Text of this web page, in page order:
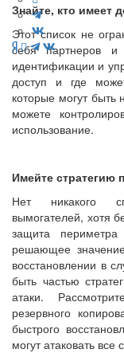
Знайте, кто имеет
Этот список не
себя партнеров и
идентификации и
доступ и где
которые могут быть
можете
использование.
Имейте стратегию
Нет никакого
вымогателей, хотя
защита
решающее
восстановлении в
быть частью
атаки.
резервного
быстрого
могут атаковать